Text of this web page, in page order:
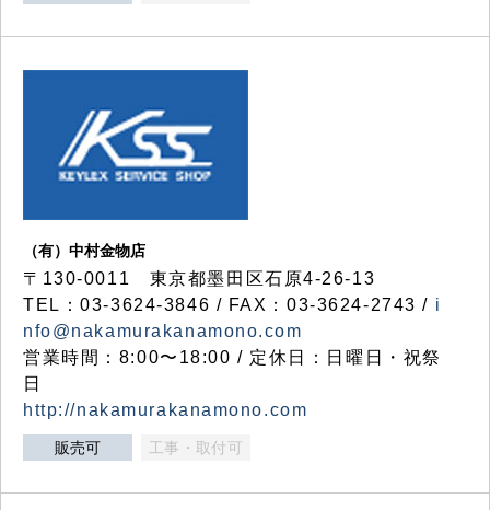
（有）中村金物店
〒130-0011 東京都墨田区石原4-26-13
TEL：03-3624-3846 / FAX：03-3624-2743 / i
nfo@nakamurakanamono.com
営業時間：8:00〜18:00 / 定休日：日曜日・祝祭
日
http://nakamurakanamono.com
販売可 工事・取付可